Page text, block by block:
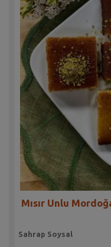
Mısır Unlu
Sahrap Soysal